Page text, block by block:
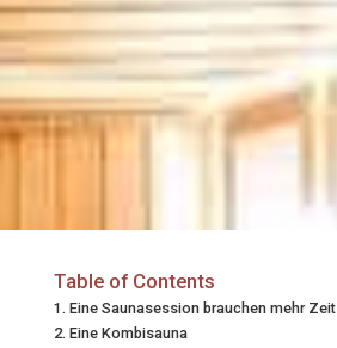
Table of Contents
Eine Saunasession brauchen mehr Zeit
Eine Kombisauna